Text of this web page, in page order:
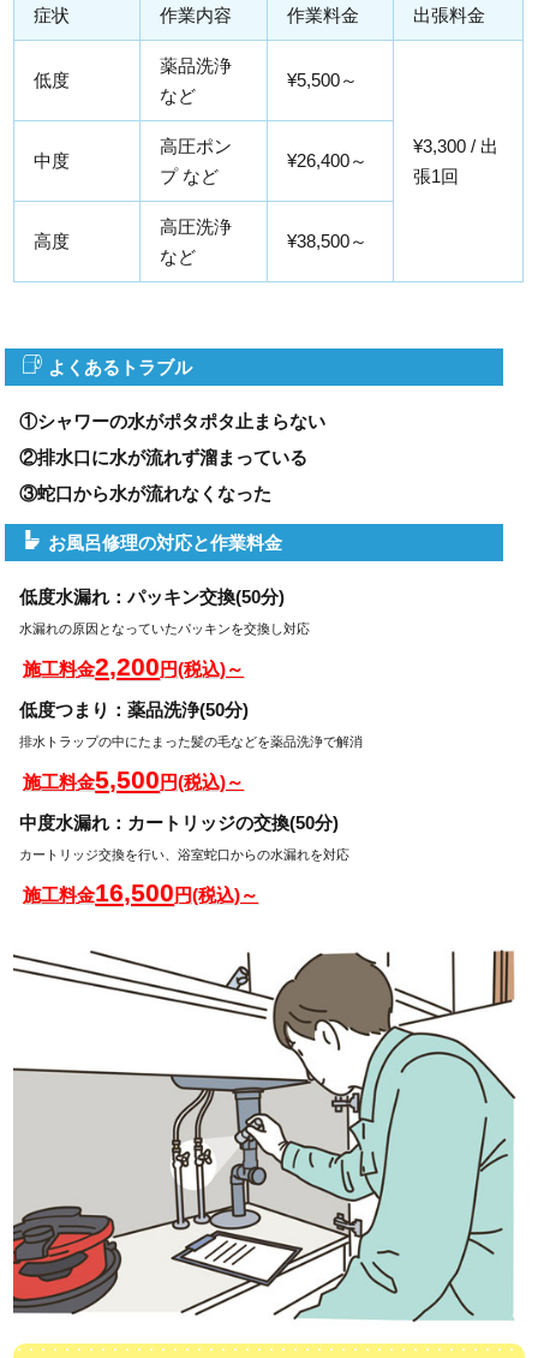
症状 作業内容 作業料金 出張料金
低度
薬品洗浄
など
¥5,500～
¥3,300 / 出
張1回
中度
高圧ポン
プ など
¥26,400～
高度
高圧洗浄
など
¥38,500～
よくあるトラブル
①シャワーの水がポタポタ止まらない
②排水口に水が流れず溜まっている
③蛇口から水が流れなくなった
お風呂修理の対応と作業料金
低度水漏れ：パッキン交換(50分)
水漏れの原因となっていたパッキンを交換し対応
施工料金2,200円(税込)～
低度つまり：薬品洗浄(50分)
排水トラップの中にたまった髪の毛などを薬品洗浄で解消
施工料金5,500円(税込)～
中度水漏れ：カートリッジの交換(50分)
カートリッジ交換を行い、浴室蛇口からの水漏れを対応
施工料金16,500円(税込)～